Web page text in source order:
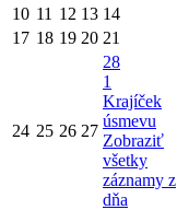
10 11 12 13 14
17 18 19 20 21
24 25 26 27
28
1
Krajíček
úsmevu
Zobraziť
všetky
záznamy z
dňa